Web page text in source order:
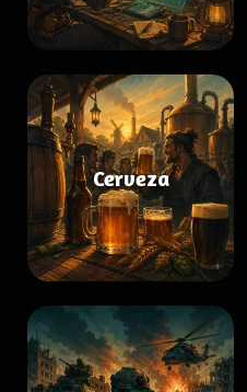
Cerveza